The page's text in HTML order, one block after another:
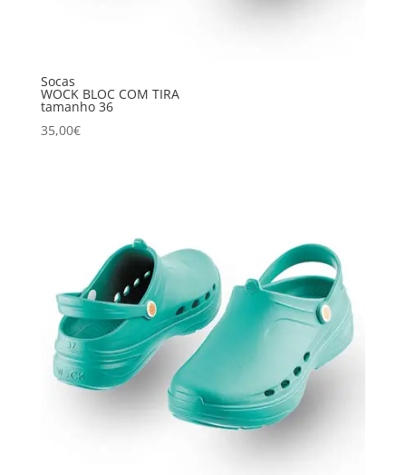
Socas
WOCK BLOC COM TIRA
tamanho 36
35,00€